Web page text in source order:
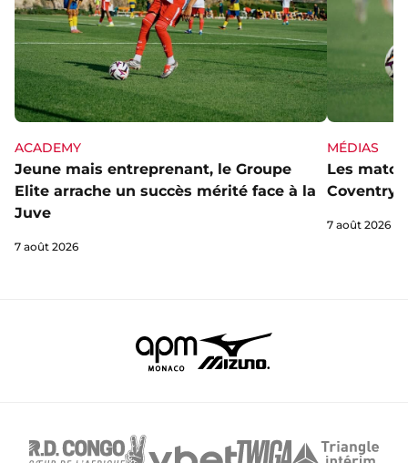
ACADEMY
Jeune mais entreprenant, le Groupe
Elite arrache un succès mérité face à la
Juve
7 août 2026
MÉDIAS
Les
Coventry
7 août 2026